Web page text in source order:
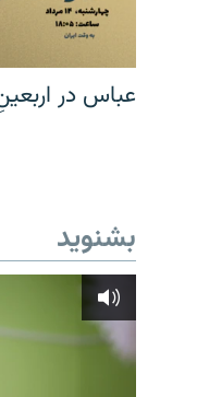
عباس در
بشنوید